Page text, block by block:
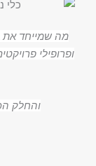
מה שמייחד את
ופרופילי
והחלק